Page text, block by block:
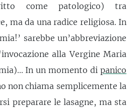
come patologico) tra
ma da una radice religiosa. In
sarebbe un’abbreviazione
alla Vergine Maria
In un momento di panico
non chiama semplicemente la
preparare le lasagne, ma sta